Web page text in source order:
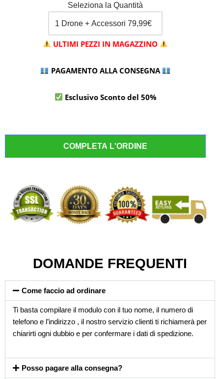
Seleziona la Quantità
ULTIMI PEZZI IN MAGAZZINO
PAGAMENTO ALLA CONSEGNA
Esclusivo Sconto del 50%
DOMANDE FREQUENTI
Come faccio ad ordinare
Ti basta compilare il modulo con il tuo nome, il numero di
telefono e l’indirizzo , il nostro servizio clienti ti richiamerà per
chiarirti ogni dubbio e per confermare i dati di spedizione.
Posso pagare alla consegna?